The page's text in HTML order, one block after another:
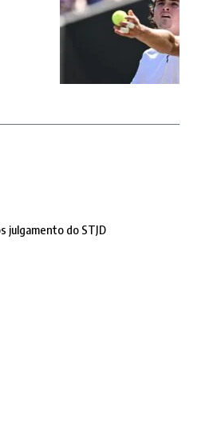
julgamento do STJD